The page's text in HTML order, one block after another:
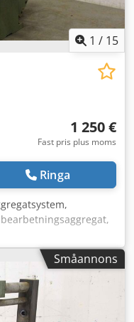
1 / 15
1 250 €
Fast pris plus moms
Ringa
för
Homag, kapaggregat
Motorer: Homag Typ
Småannons